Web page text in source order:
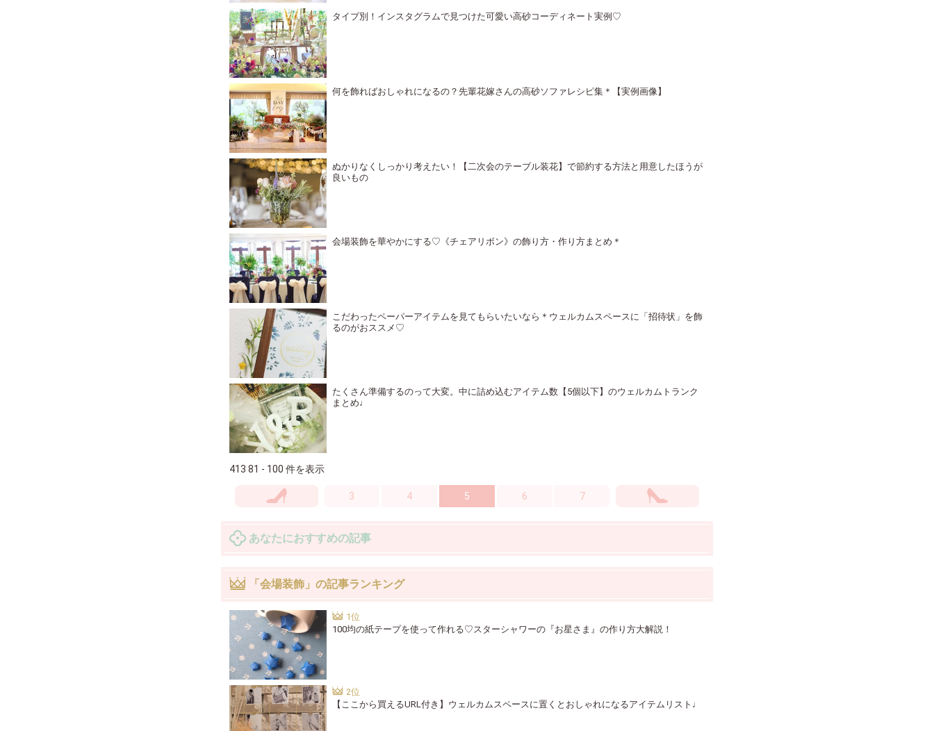
タイプ別！インスタグラムで見つけた可愛い高砂コーディネート実例♡
何を飾ればおしゃれになるの？先輩花嫁さんの高砂ソファレシピ集＊【実例画像】
ぬかりなくしっかり考えたい！【二次会のテーブル装花】で節約する方法と用意したほうが
良いもの
会場装飾を華やかにする♡《チェアリボン》の飾り方・作り方まとめ＊
こだわったペーパーアイテムを見てもらいたいなら＊ウェルカムスペースに「招待状」を飾
るのがおススメ♡
たくさん準備するのって大変。中に詰め込むアイテム数【5個以下】のウェルカムトランク
まとめ♩
413 81 - 100 件を表示
3 4 5 6 7
あなたにおすすめの記事
「会場装飾」の記事ランキング
100均の紙テープを使って作れる♡スターシャワーの『お星さま』の作り方大解説！
【ここから買えるURL付き】ウェルカムスペースに置くとおしゃれになるアイテムリスト♩